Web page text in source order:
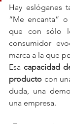
Hay eslóganes
“Me encanta”
que con sólo
consumidor
marca a la que
Esa capacidad
producto con
duda, una
una empresa.